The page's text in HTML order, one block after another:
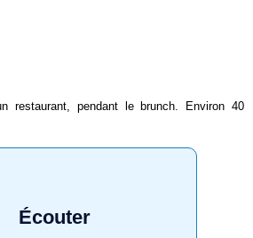
restaurant, pendant le brunch. Environ 40
Écouter